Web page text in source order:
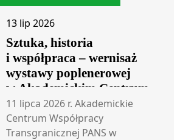
13 lip 2026
Sztuka, historia
i współpraca – wernisaż
wystawy poplenerowej
w Akademickim Centrum
Współpracy
Transgranicznej
11 lipca 2026 r. Akademickie
Centrum Współpracy
Transgranicznej PANS w